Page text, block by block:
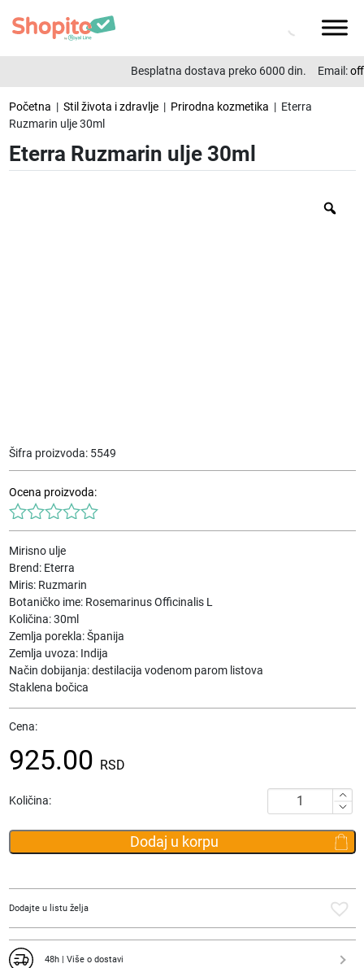
Besplatna dostava preko 6000 din. Email:
Početna | Stil života i zdravlje| Prirodna kozmetika | Eterra
Ruzmarin ulje 30ml
Eterra Ruzmarin ulje 30ml
Šifra proizvoda: 5549
Ocena proizvoda:
Mirisno ulje
Brend: Eterra
Miris: Ruzmarin
Botaničko ime: Rosemarinus Officinalis L
Količina: 30ml
Zemlja porekla: Španija
Zemlja uvoza: Indija
Način dobijanja: destilacija vodenom parom listova
Staklena bočica
Cena:
925.00 RSD
Količina:
Eterra
Ruzmarin
ulje
Dodaj u korpu
Dodajte u listu želja
48h | Više o dostavi